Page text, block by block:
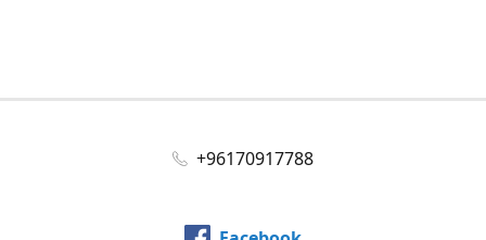
+96170917788